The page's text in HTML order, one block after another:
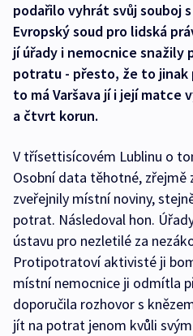
podařilo vyhrát svůj souboj
Evropský soud pro lidská
jí úřady i nemocnice snažily
potratu - přesto, že to jinak
to má Varšava jí i její
a čtvrt korun.
V třísettisícovém Lublinu o
Osobní data těhotné, zřejmě
zveřejnily místní noviny,
potrat. Následoval hon.
ústavu pro nezletilé za
Protipotratoví aktivisté ji
místní nemocnice ji odmítla
doporučila rozhovor s
jít na potrat jenom kvůli